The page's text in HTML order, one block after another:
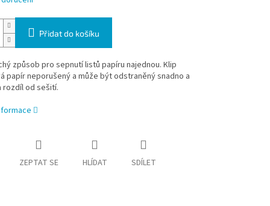
Přidat do košíku
způsob pro sepnutí listů papíru najednou. Klip
papír neporušený a může být odstraněný snadno a
rozdíl od sešití.
ZEPTAT SE HLÍDAT SDÍLET